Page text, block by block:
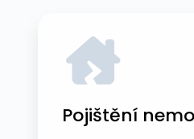
Pojištění